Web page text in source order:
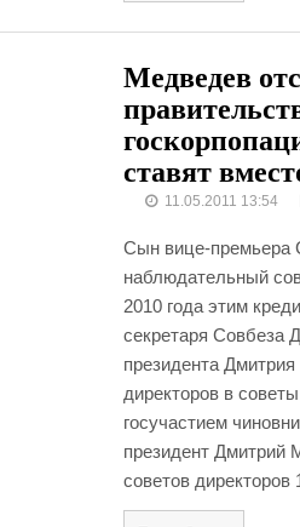
Медведев
ставят
11.05.2011 13:54
Сын вице-премьера
наблюдательный
2010 года этим
секретаря Совбеза
президента
директоров в
госучастием
президент Дмитрий
советов